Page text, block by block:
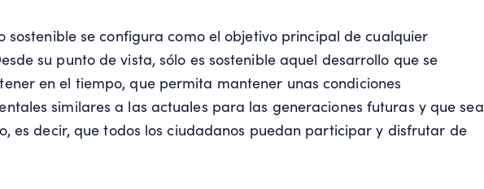
sostenible se configura como el objetivo principal de cualquier
su punto de vista, sólo es sostenible aquel desarrollo que se
en el tiempo, que permita mantener unas condiciones
similares a las actuales para las generaciones futuras y que sea
es decir, que todos los ciudadanos puedan participar y disfrutar de